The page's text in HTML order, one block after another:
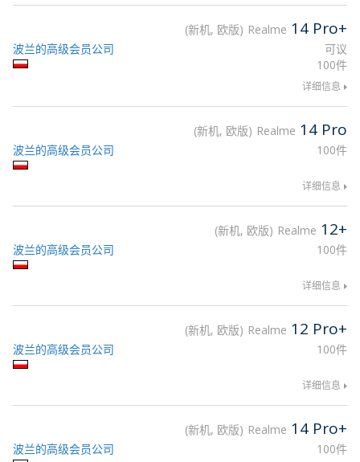
新机, 欧版 Realme 14 Pro+
可议
100件
波兰的高级会员公司
详细信息
新机, 欧版 Realme 14 Pro
100件
波兰的高级会员公司
详细信息
新机, 欧版 Realme 12+
100件
波兰的高级会员公司
详细信息
新机, 欧版 Realme 12 Pro+
100件
波兰的高级会员公司
详细信息
新机, 欧版 Realme 14 Pro+
100件
波兰的高级会员公司